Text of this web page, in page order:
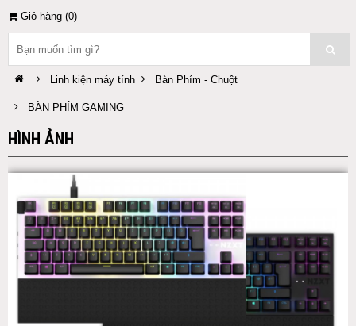
Giỏ hàng (0)
Linh kiện máy tính Bàn Phím - Chuột
BÀN PHÍM GAMING
HÌNH ẢNH